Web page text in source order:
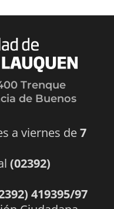
Trenque
de Buenos
a viernes de7
(02392)
419395/97